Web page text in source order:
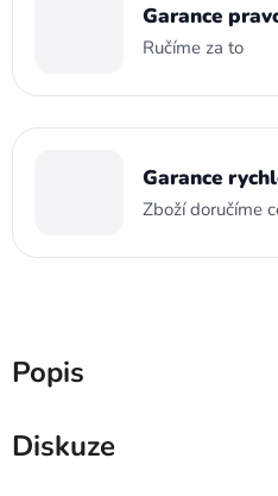
Garance
Ručíme za to
Garance
Zboží doručíme
Popis
Diskuze